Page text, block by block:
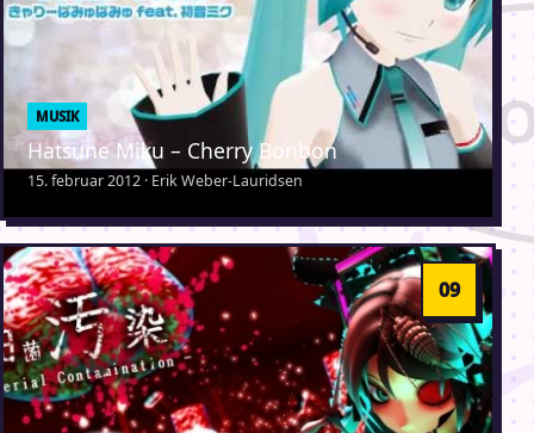
MUSIK
Hatsune Miku – Cherry Bonbon
15. februar 2012 · Erik Weber-Lauridsen